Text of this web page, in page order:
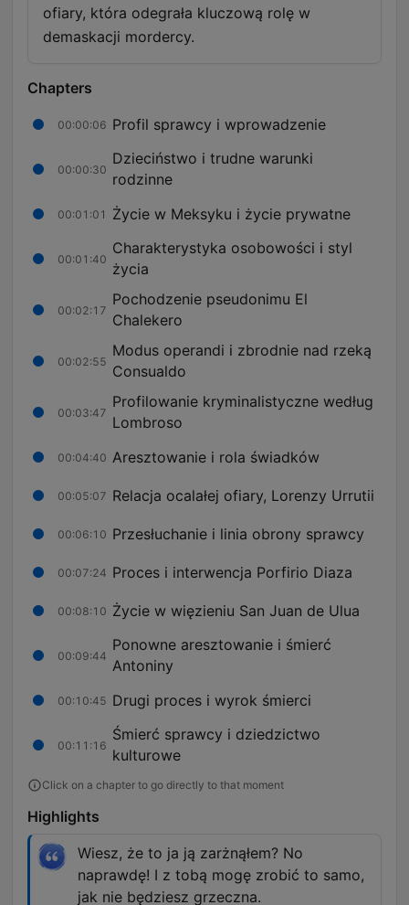
ofiary, która odegrała kluczową rolę w
demaskacji mordercy.
Chapters
00:00:06 Profil sprawcy i wprowadzenie
00:00:30
Dzieciństwo i trudne warunki
rodzinne
00:01:01 Życie w Meksyku i życie prywatne
00:01:40
Charakterystyka osobowości i styl
życia
00:02:17
Pochodzenie pseudonimu El
Chalekero
00:02:55
Modus operandi i zbrodnie nad rzeką
Consualdo
00:03:47
Profilowanie kryminalistyczne według
Lombroso
00:04:40 Aresztowanie i rola świadków
00:05:07 Relacja ocalałej ofiary, Lorenzy Urrutii
00:06:10 Przesłuchanie i linia obrony sprawcy
00:07:24 Proces i interwencja Porfirio Diaza
00:08:10 Życie w więzieniu San Juan de Ulua
00:09:44
Ponowne aresztowanie i śmierć
Antoniny
00:10:45 Drugi proces i wyrok śmierci
00:11:16
Śmierć sprawcy i dziedzictwo
kulturowe
Click on a chapter to go directly to that moment
Highlights
Wiesz, że to ja ją zarżnąłem? No
naprawdę! I z tobą mogę zrobić to samo,
jak nie będziesz grzeczna.